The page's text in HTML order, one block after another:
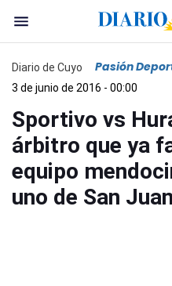
Diario de Cuyo Pasión
3 de junio de 2016 - 00:00
Sportivo vs
árbitro que ya
equipo
uno de San Juan